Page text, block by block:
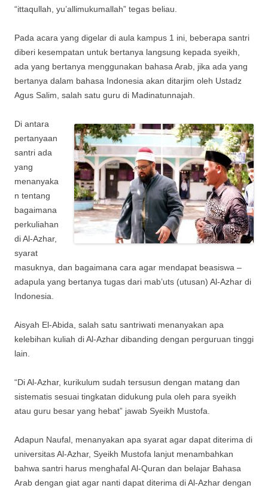
“ittaqullah, yu’allimukumallah” tegas beliau.
Pada acara yang digelar di aula kampus 1 ini, beberapa santri
diberi kesempatan untuk bertanya langsung kepada syeikh,
ada yang bertanya menggunakan bahasa Arab, jika ada yang
bertanya dalam bahasa Indonesia akan ditarjim oleh Ustadz
Agus Salim, salah satu guru di Madinatunnajah.
Di antara
pertanyaan
santri ada
yang
menanyaka
n tentang
bagaimana
perkuliahan
di Al-Azhar,
syarat
masuknya, dan bagaimana cara agar mendapat beasiswa –
adapula yang bertanya tugas dari mab’uts (utusan) Al-Azhar di
Indonesia.
Aisyah El-Abida, salah satu santriwati menanyakan apa
kelebihan kuliah di Al-Azhar dibanding dengan perguruan tinggi
lain.
“Di Al-Azhar, kurikulum sudah tersusun dengan matang dan
sistematis sesuai tingkatan didukung pula oleh para syeikh
atau guru besar yang hebat” jawab Syeikh Mustofa.
Adapun Naufal, menanyakan apa syarat agar dapat diterima di
universitas Al-Azhar, Syeikh Mustofa lanjut menambahkan
bahwa santri harus menghafal Al-Quran dan belajar Bahasa
Arab dengan giat agar nanti dapat diterima di Al-Azhar dengan